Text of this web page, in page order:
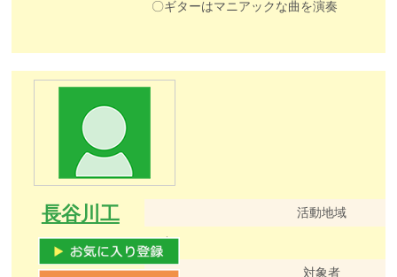
〇ギターはマニアックな曲を演奏
活動地域
西部
対象者
長谷川工